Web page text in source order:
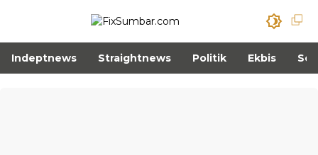
Indeptnews Straightnews Politik Ekbis